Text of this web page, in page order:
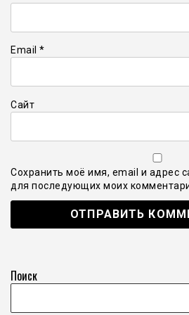
Email *
Сайт
Сохранить моё имя, email и адрес
для последующих моих
Поиск